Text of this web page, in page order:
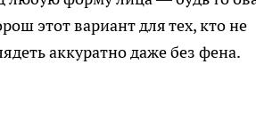
этот вариант для тех, кто не
аккуратно даже без фена.